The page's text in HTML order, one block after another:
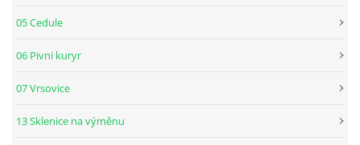
05 Cedule
06 Pivni kuryr
07 Vrsovice
13 Sklenice na výměnu